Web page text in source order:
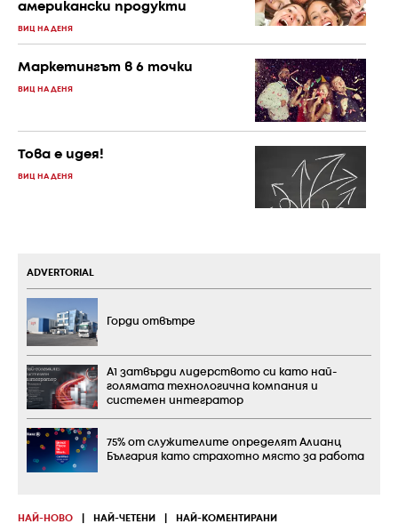
американски продукти
ВИЦ НА ДЕНЯ
Маркетингът в 6 точки
ВИЦ НА ДЕНЯ
Това е идея!
ВИЦ НА ДЕНЯ
НАЙ-НОВО НАЙ-ЧЕТЕНИ НАЙ-КОМЕНТИРАНИ
ADVERTORIAL
Горди отвътре
А1 затвърди лидерството си като най-
голямата технологична компания и
системен интегратор
75% от служителите определят Алианц
България като страхотно място за работа